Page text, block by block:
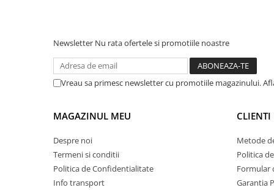
Baterii clasice
Baterii cu dus extractabil
Chiuvete bucatarie
Chiuvete Compozit
Chiuvete Inox
Accesorii chiuvete
Seturi chiuvete si baterii
Newsletter Nu rata ofertele si promotiile noastre
Vreau sa primesc newsletter cu promotiile magazinului.
MAGAZINUL MEU
Despre noi
Termeni si conditii
Politica de Confidentialitate
Info transport
CLIENTI
Metode
Politica
Formular
Garantia